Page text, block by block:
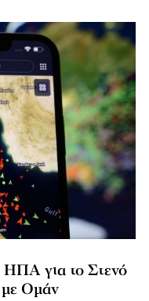
ΗΠΑ για το Στενό
με Ομάν